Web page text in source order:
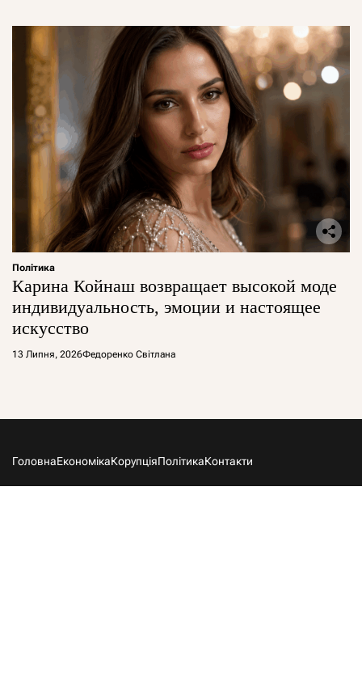
Політика
Карина Койнаш возвращает высокой моде
индивидуальность, эмоции и настоящее
искусство
13 Липня, 2026Федоренко Світлана
ГоловнаЕкономікаКорупціяПолітикаКонтакти